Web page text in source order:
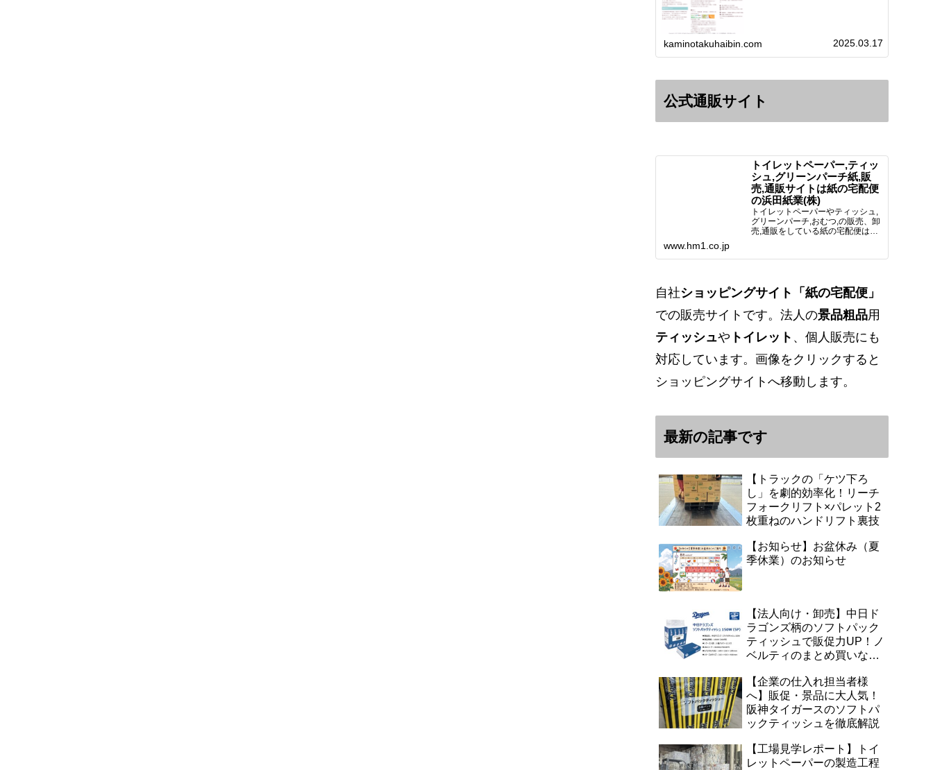
い…
kaminotakuhaibin.com 2025.03.17
公式通販サイト
トイレットペーパー,ティッ
シュ,グリーンパーチ紙,販
売,通販サイトは紙の宅配便
の浜田紙業(株)
トイレットペーパーやティッシュ,
グリーンパーチ,おむつ,の販売、卸
売,通販をしている紙の宅配便は創
ト決済各種対応しています。歴史
www.hm1.co.jp
自社ショッピングサイト「紙の宅配便」
での販売サイトです。法人の景品粗品用
ティッシュや トイレット 、個人販売にも
対応しています。画像をクリックすると
ショッピングサイトへ移動します。
最新の記事です
【トラックの「ケツ下ろ
し」を劇的効率化！リーチ
フォークリフト×パレット2
枚重ねのハンドリフト裏技
【お知らせ】お盆休み（夏
季休業）のお知らせ
【法人向け・卸売】中日ド
ラゴンズ柄のソフトパック
ティッシュで販促力UP！ノ
ベルティのまとめ買いなら
【企業の仕入れ担当者様
へ】販促・景品に大人気！
阪神タイガースのソフトパ
ックティッシュを徹底解説
【工場見学レポート】トイ
レットペーパーの製造工程